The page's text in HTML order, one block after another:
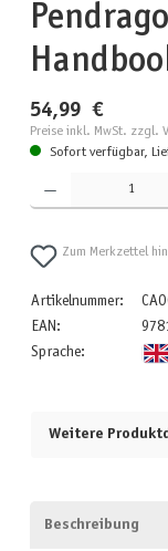
54,99 €
Preise inkl. MwSt. zzgl.
Sofort verfügbar,
Produkt Anzahl: Gib den
Zum Merkzettel
Artikelnummer:
EAN:
Sprache:
Weitere
Beschreibung